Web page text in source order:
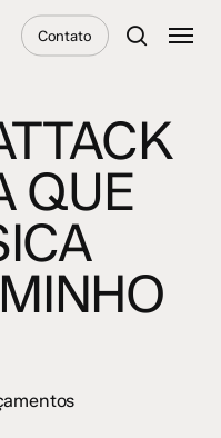
Contato
search
Menu
QUE